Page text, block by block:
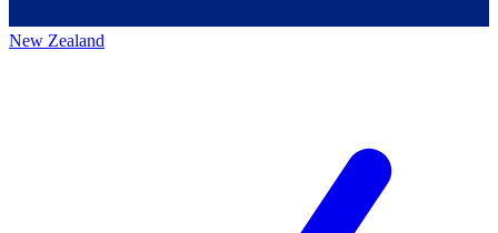
New Zealand